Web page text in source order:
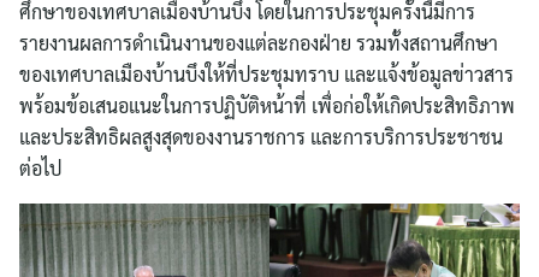
ศึกษาของเทศบาลเมืองบ้านบึง โดยในการประชุมครั้งนี้มีการ
รายงานผลการดำเนินงานของแต่ละกองฝ่าย รวมทั้งสถานศึกษา
ของเทศบาลเมืองบ้านบึงให้ที่ประชุมทราบ และแจ้งข้อมูลข่าวสาร
พร้อมข้อเสนอแนะในการปฏิบัติหน้าที่ เพื่อก่อให้เกิดประสิทธิภาพ
และประสิทธิผลสูงสุดของงานราชการ และการบริการประชาชน
ต่อไป